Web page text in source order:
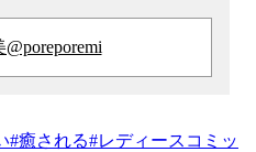
#癒される#レディースコミッ